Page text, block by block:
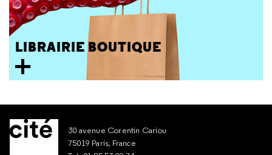
LIBRAIRIE BOUTIQUE
30 avenue Corentin Cariou
75019 Paris, France